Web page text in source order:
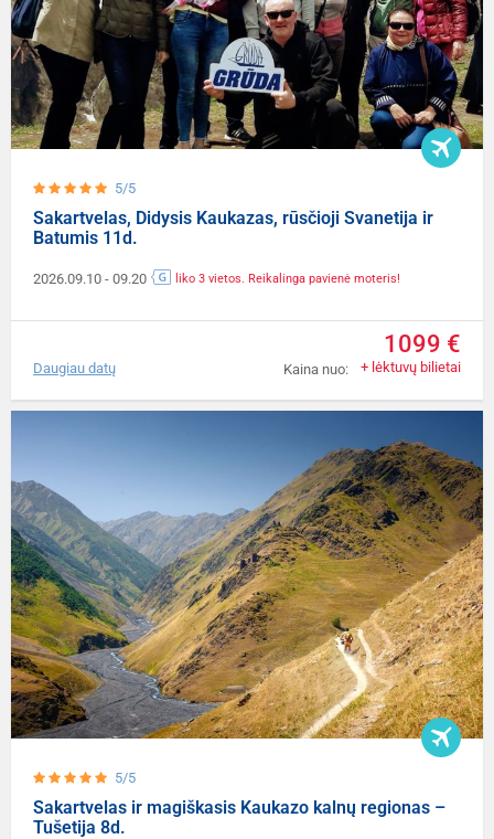
5/5
Sakartvelas, Didysis Kaukazas, rūsčioji Svanetija ir
Batumis 11d.
2026.09.10 - 09.20 liko 3 vietos. Reikalinga pavienė moteris!
Kaina nuo:
1099 €
+ lėktuvų bilietai
Daugiau datų
5/5
Sakartvelas ir magiškasis Kaukazo kalnų regionas –
Tušetija 8d.